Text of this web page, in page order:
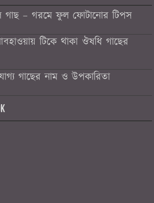
গাছ – গরমে ফুল ফোটানোর টিপস
টিকে থাকা ঔষধি গাছের
গাছের নাম ও উপকারিতা